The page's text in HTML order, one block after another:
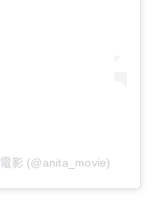
影 (@anita_movie)